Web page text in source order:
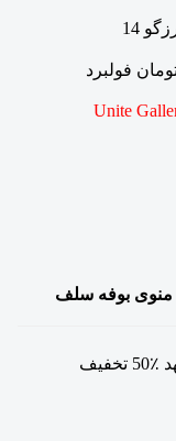
14
فولبرد
Unite
منوی بوفه سلف
50٪ تخفیف